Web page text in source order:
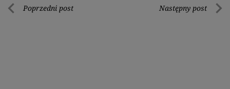
Nawigacja
Poprzedni post Następny post